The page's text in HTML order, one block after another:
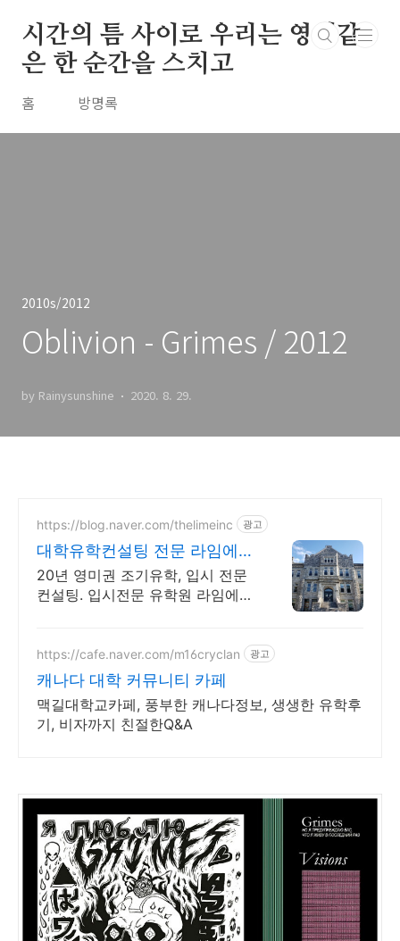
시간의 틈 사이로 우리는 영원같
은 한 순간을 스치고
홈 방명록
2010s/2012
Oblivion - Grimes / 2012
by Rainysunshine 2020. 8. 29.
https://blog.naver.com/thelimeinc 광고
대학유학컨설팅 전문 라임에듀
경험은 차이를 만듭니다.
20년 영미권 조기유학, 입시 전문
컨설팅. 입시전문 유학원 라임에듀
외명문대 입시 전문
https://cafe.naver.com/m16cryclan 광고
캐나다 대학 커뮤니티 카페
맥길대학교카페, 풍부한 캐나다정보, 생생한 유학후
기, 비자까지 친절한Q&A